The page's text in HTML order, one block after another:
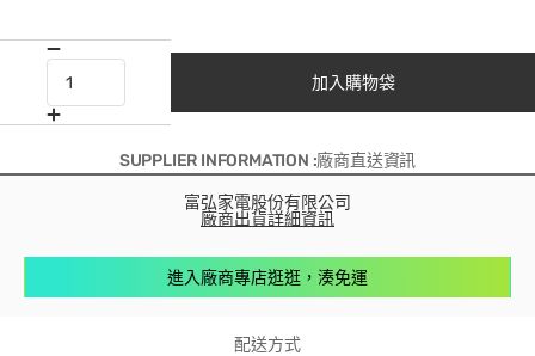
加入購物袋
SUPPLIER INFORMATION :廠商直送資訊
富弘家電股份有限公司
廠商出貨詳細資訊
進入廠商專店逛逛，湊免運
配送方式